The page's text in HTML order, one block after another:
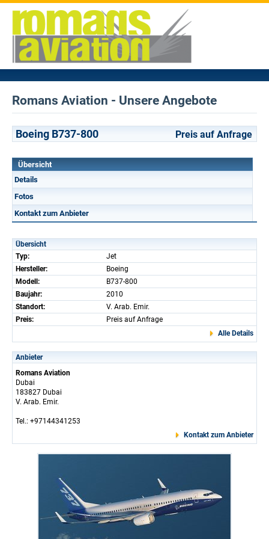
Romans Aviation - Unsere Angebote
Boeing B737-800 Preis auf Anfrage
Übersicht
Details
Fotos
Kontakt zum Anbieter
Übersicht
Typ:
Jet
Hersteller:
Boeing
Modell:
B737-800
Baujahr:
2010
Standort:
V. Arab. Emir.
Preis:
Preis auf Anfrage
Alle Details
Anbieter
Romans Aviation
Dubai
183827 Dubai
V. Arab. Emir.
Tel.: +97144341253
Kontakt zum Anbieter